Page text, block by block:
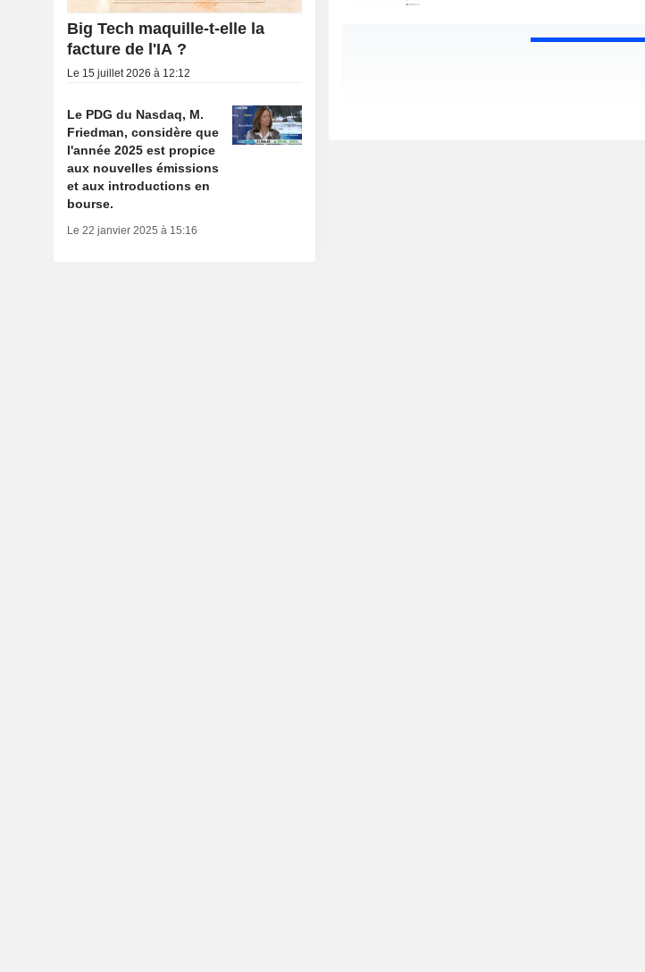
Big Tech maquille-t-elle la
facture de l'IA ?
Le 15 juillet 2026 à 12:12
Le PDG du Nasdaq, M.
Friedman, considère que
l'année 2025 est propice
aux nouvelles émissions
et aux introductions en
bourse.
Le 22 janvier 2025 à 15:16